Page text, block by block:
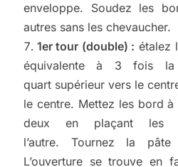
enveloppe. Soudez les
autres sans les chevaucher.
1er tour (double) : étalez
équivalente à 3 fois la
quart supérieur vers le
le centre. Mettez les bord
deux en plaçant les
l’autre. Tournez la
L’ouverture se trouve en